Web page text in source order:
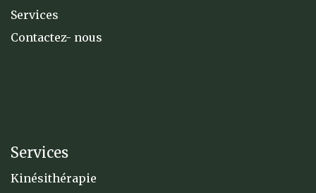
Services
Contactez- nous
Services
Kinésithérapie